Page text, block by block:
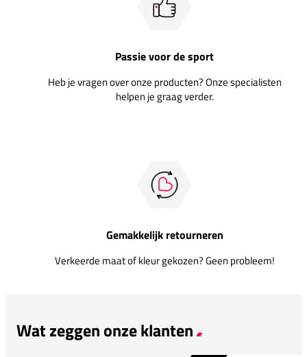
Passie voor de sport
Heb je vragen over onze producten? Onze specialisten
helpen je graag verder.
Gemakkelijk retourneren
Verkeerde maat of kleur gekozen? Geen probleem!
Wat zeggen onze klanten